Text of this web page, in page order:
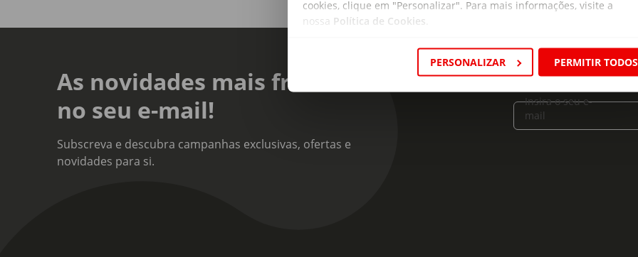
cookies, clique em "Personalizar". Para mais informações, visite a
nossa Política de Cookies
PERSONALIZAR PERMITIR TODOS
As novidades mais frescas
no seu e-mail!
Subscreva e descubra campanhas exclusivas, ofertas e
novidades para si.
Insira o seu e-
mail